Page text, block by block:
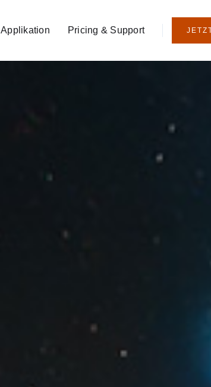
Applikation Pricing & Support